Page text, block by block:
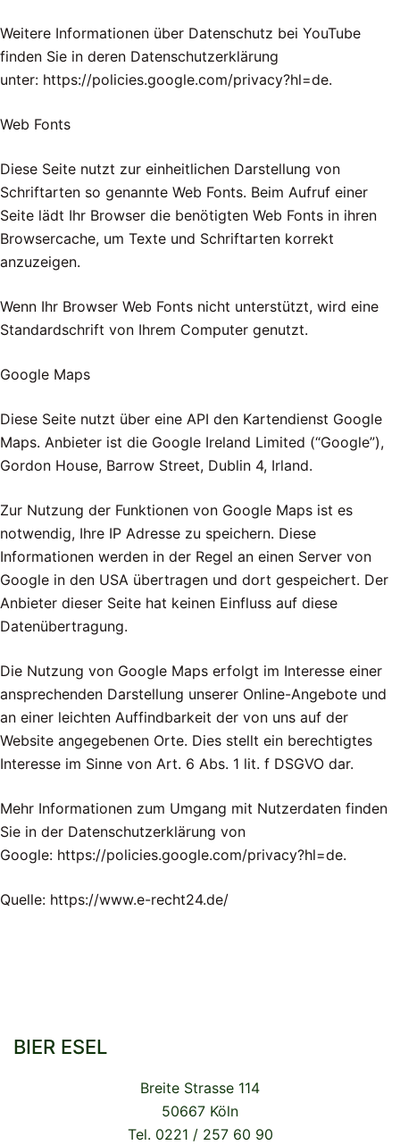
Weitere Informationen über Datenschutz bei YouTube
finden Sie in deren Datenschutzerklärung
unter: https://policies.google.com/privacy?hl=de.
Web Fonts
Diese Seite nutzt zur einheitlichen Darstellung von
Schriftarten so genannte Web Fonts. Beim Aufruf einer
Seite lädt Ihr Browser die benötigten Web Fonts in ihren
Browsercache, um Texte und Schriftarten korrekt
anzuzeigen.
Wenn Ihr Browser Web Fonts nicht unterstützt, wird eine
Standardschrift von Ihrem Computer genutzt.
Google Maps
Diese Seite nutzt über eine API den Kartendienst Google
Maps. Anbieter ist die Google Ireland Limited (“Google”),
Gordon House, Barrow Street, Dublin 4, Irland.
Zur Nutzung der Funktionen von Google Maps ist es
notwendig, Ihre IP Adresse zu speichern. Diese
Informationen werden in der Regel an einen Server von
Google in den USA übertragen und dort gespeichert. Der
Anbieter dieser Seite hat keinen Einfluss auf diese
Datenübertragung.
Die Nutzung von Google Maps erfolgt im Interesse einer
ansprechenden Darstellung unserer Online-Angebote und
an einer leichten Auffindbarkeit der von uns auf der
Website angegebenen Orte. Dies stellt ein berechtigtes
Interesse im Sinne von Art. 6 Abs. 1 lit. f DSGVO dar.
Mehr Informationen zum Umgang mit Nutzerdaten finden
Sie in der Datenschutzerklärung von
Google: https://policies.google.com/privacy?hl=de.
Quelle: https://www.e-recht24.de/
BIER ESEL
Breite Strasse 114
50667 Köln
Tel. 0221 / 257 60 90